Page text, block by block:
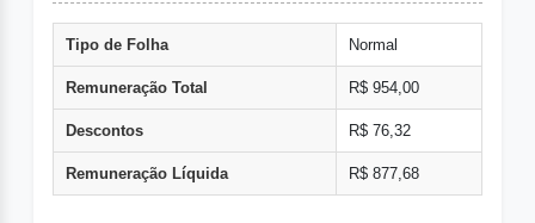
Tipo de Folha Normal
Remuneração Total R$ 954,00
Descontos R$ 76,32
Remuneração Líquida R$ 877,68